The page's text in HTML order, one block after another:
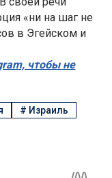
«ни на шаг не
в Эгейском и
чтобы не
# Израиль